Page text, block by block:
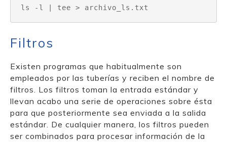
ls -l | tee > archivo_ls.txt
Filtros
Existen programas que habitualmente son
empleados por las tuberías y reciben el nombre de
filtros. Los filtros toman la entrada estándar y
llevan acabo una serie de operaciones sobre ésta
para que posteriormente sea enviada a la salida
estándar. De cualquier manera, los filtros pueden
ser combinados para procesar información de la